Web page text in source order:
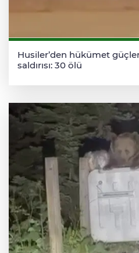
Husiler’den hükümet
saldırısı: 30 ölü